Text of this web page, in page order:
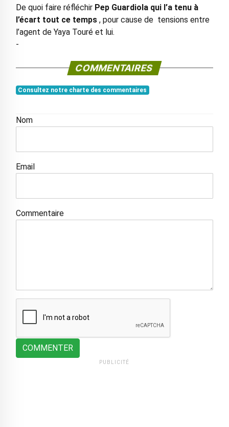
De quoi faire réfléchir Pep Guardiola qui l’a tenu à
l’écart tout ce temps, pour cause de tensions entre
l’agent de Yaya Touré et lui.
-
COMMENTAIRES
Consultez notre charte des commentaires
Nom
Email
Commentaire
COMMENTER
PUBLICITÉ